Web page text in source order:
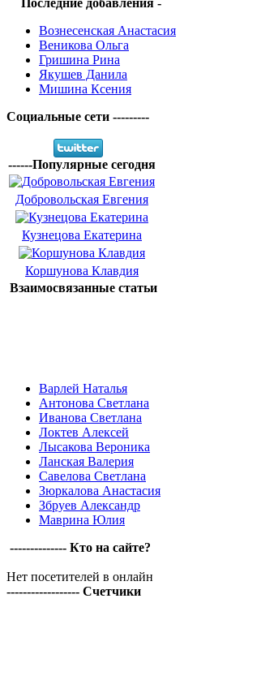
Последние добавления -
Вознесенская Анастасия
Веникова Ольга
Гришина Рина
Якушев Данила
Мишина Ксения
Социальные сети ---------
------Популярные сегодня
Добровольская Евгения
Кузнецова Екатерина
Коршунова Клавдия
Взаимосвязанные статьи
Варлей Наталья
Антонова Светлана
Иванова Светлана
Локтев Алексей
Лысакова Вероника
Ланская Валерия
Савелова Светлана
Зюркалова Анастасия
Збруев Александр
Маврина Юлия
-------------- Кто на сайте?
Нет посетителей в онлайн
------------------ Счетчики